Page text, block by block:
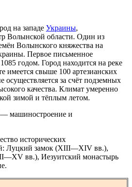
на западе Украины,
Волынской области. Один из
Волынского княжества на
Первое письменное
годом. Город находится на реке
имеется свыше 100 артезианских
за счёт подземных
качества. Климат умеренно
зимой и тёплым летом.
машиностроение и
исторических
Луцкий замок (XIII—XIV вв.),
вв.), Иезуитский монастырь